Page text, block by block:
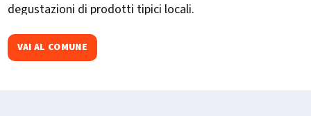
degustazioni di prodotti tipici locali.​
VAI AL COMUNE